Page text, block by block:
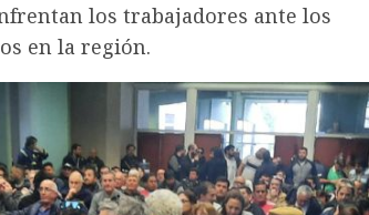
los trabajadores ante los
en la región.